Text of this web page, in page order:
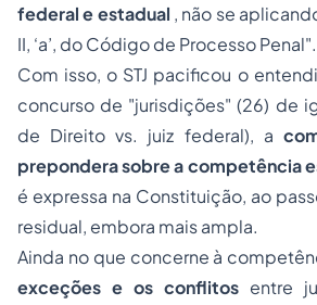
federal e estadual , não se
II, ‘a’, do Código de Processo Penal".
Com isso, o STJ pacificou o
concurso de "jurisdições" (26) de
de Direito vs. juiz federal), a
prepondera sobre a competência
é expressa na Constituição, ao
residual, embora mais ampla.
Ainda no que concerne à
exceções e os conflitos entre